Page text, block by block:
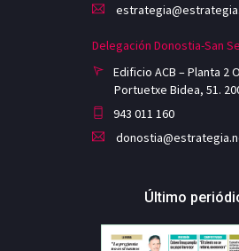
Delegación Donostia-San
Edificio ACB – Planta 2
Portuetxe Bidea, 51.
943 011 160
Último